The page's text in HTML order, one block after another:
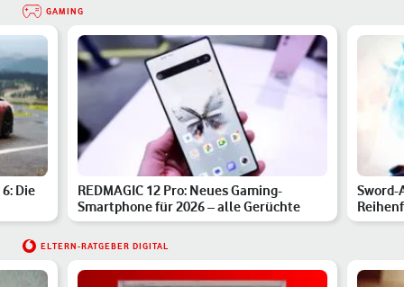
GAMING
Die
REDMAGIC 12 Pro: Neues Gaming-
Smartphone für 2026 – alle Gerüchte
ELTERN-RATGEBER DIGITAL